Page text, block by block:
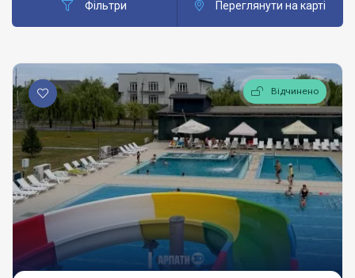
Фільтри Переглянути на карті
Відчинено